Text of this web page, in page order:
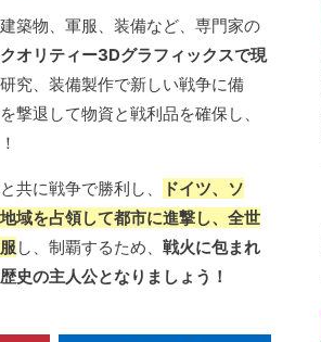
築物、軍服、装備など、専門家の
オリティー3Dグラフィックスで現
究、装備製作で新しい戦争に備
撃退して物資と戦利品を確保し、
共に戦争で勝利し、
ドイツ、ソ
域を占領して都市に進撃し、全世
し、制覇するため、戦火に包まれ
史の主人公となりましょう！